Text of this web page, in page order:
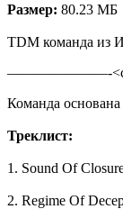
Размер: 80.23 МБ
TDM команда из
———————-
Команда
Треклист:
1. Sound Of
2. Regime Of